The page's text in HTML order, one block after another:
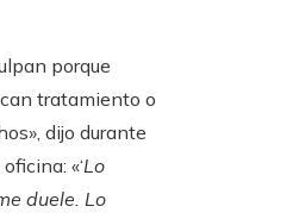
porque
tratamiento o
dijo durante
«‘Lo
duele. Lo